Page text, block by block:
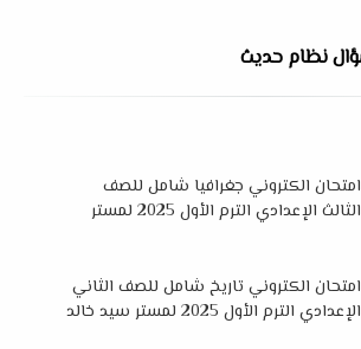
امتحان الكتروني جغرافيا شامل للصف
الثالث الإعدادي الترم الأول 2025 لمستر
امتحان الكتروني تاريخ شامل للصف الثاني
الإعدادي الترم الأول 2025 لمستر سيد خالد